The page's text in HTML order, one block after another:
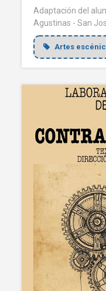
Adaptación del
Agustinas - San
Artes